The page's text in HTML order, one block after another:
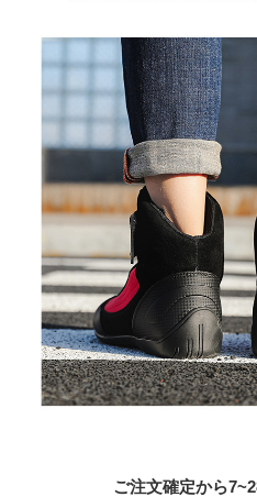
ご注文確定から